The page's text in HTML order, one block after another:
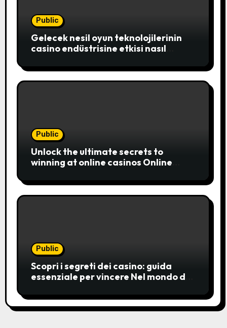
Public
Gelecek nesil oyun teknolojilerinin
casino endüstrisine etkisi nasıl
Public
Unlock the ultimate secrets to
winning at online casinos Online
choice for entertainment,
Public
Scopri i segreti dei casino: guida
essenziale per vincere Nel mondo del
rappresentano un’unive